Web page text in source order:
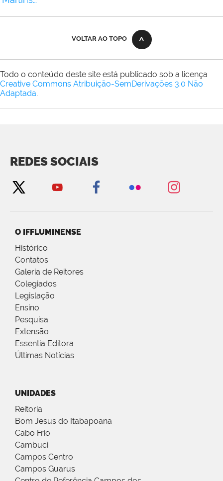
VOLTAR AO TOPO
Todo o conteúdo deste site está publicado sob a licença
Creative Commons Atribuição-SemDerivações 3.0 Não
Adaptada.
REDES SOCIAIS
O IFFLUMINENSE
Histórico
Contatos
Galeria de Reitores
Colegiados
Legislação
Ensino
Pesquisa
Extensão
Essentia Editora
Últimas Notícias
UNIDADES
Reitoria
Bom Jesus do Itabapoana
Cabo Frio
Cambuci
Campos Centro
Campos Guarus